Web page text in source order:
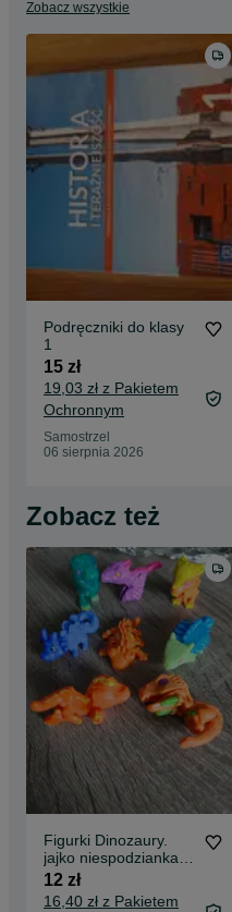
Zobacz wszystkie
Podręczniki do klasy
1
15 zł
19,03 zł z Pakietem
Ochronnym
Samostrzel
06 sierpnia 2026
Zobacz też
Figurki Dinozaury.
jajko niespodzianka.
8szt
12 zł
16,40 zł z Pakietem